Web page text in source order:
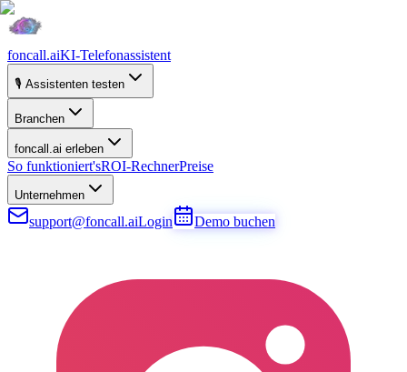
foncall.aiKI-Telefonassistent
🎙️ Assistenten testen
Branchen
foncall.ai erleben
So funktioniert'sROI-RechnerPreise
Unternehmen
support@foncall.aiLogin Demo buchen